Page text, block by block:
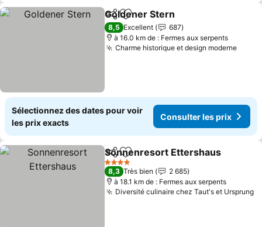
PartagerAjouter à mes favoris
Goldener Stern
8,5 Excellent
687
à 16.0 km de : Fermes aux serpents
Charme historique et design moderne
Sélectionnez des dates pour voir
les prix exacts
Consulter les prix
PartagerAjouter à mes favoris
Sonnenresort Ettershaus
4 Étoiles
8,3 Très bien
2 685
à 18.1 km de : Fermes aux serpents
Diversité culinaire chez Taut's et Ursprung